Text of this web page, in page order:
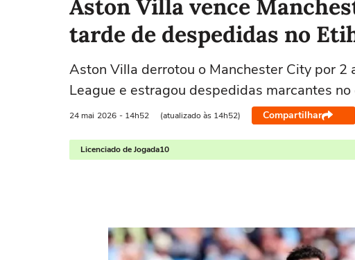
Aston Villa vence
tarde de despedidas no
Aston Villa derrotou o Manchester City por 2
League e estragou despedidas marcantes
24 mai 2026 - 14h52 (atualizado às 14h52) Compartilhar
Licenciado de Jogada10